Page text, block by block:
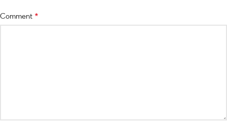
Comment *